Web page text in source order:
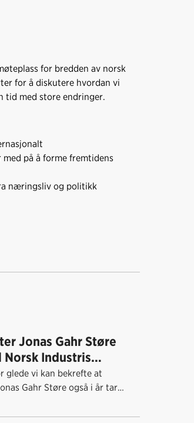
for bredden av norsk
for å diskutere hvordan vi
tid med store endringer.
på å forme fremtidens
næringsliv og politikk
Jonas Gahr Støre
Industris
glede vi kan bekrefte at
Gahr Støre også i år tar